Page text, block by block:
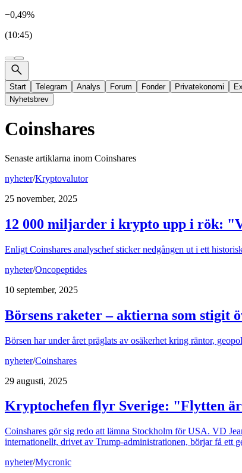
−0,49%
(10:45)
Start Telegram Analys Forum Fonder Privatekonomi
Nyhetsbrev
Coinshares
Senaste artiklarna inom Coinshares
nyheter/Kryptovalutor
25 november, 2025
12 000 miljarder i krypto upp i rök:
Enligt Coinshares analyschef sticker nedgången ut i ett
nyheter/Oncopeptides
10 september, 2025
Börsens raketer – aktierna som stigit
Börsen har under året präglats av osäkerhet kring räntor,
nyheter/Coinshares
29 augusti, 2025
Kryptochefen flyr Sverige: "Flytten
Coinshares gör sig redo att lämna Stockholm för USA. VD
internationellt, drivet av Trump-administrationen, börjar få ett
nyheter/Mycronic